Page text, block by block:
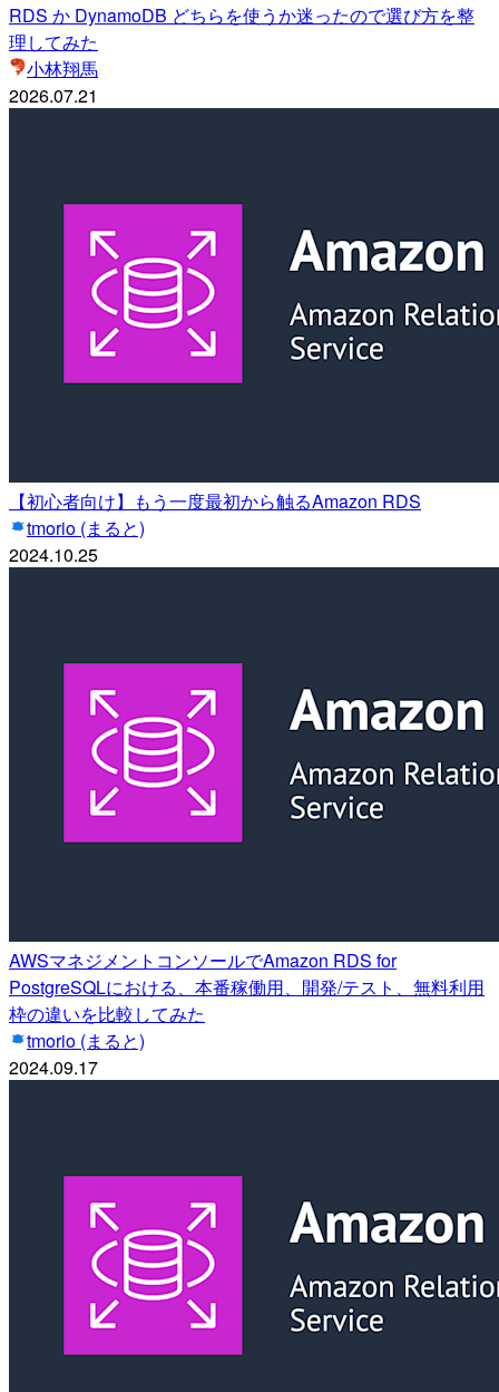
RDS か DynamoDB どちらを使うか迷ったので選び方を整
理してみた
小林翔馬
2026.07.21
【初心者向け】もう一度最初から触るAmazon RDS
tmorio (まると)
2024.10.25
AWSマネジメントコンソールでAmazon RDS for
PostgreSQLにおける、本番稼働用、開発/テスト、無料利用
枠の違いを比較してみた
tmorio (まると)
2024.09.17